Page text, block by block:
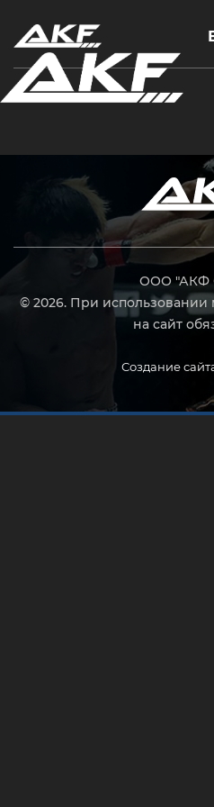
ООО "АКФ
© 2026. При использовании
на сайт
Создание
Нажмите Enter для поиска